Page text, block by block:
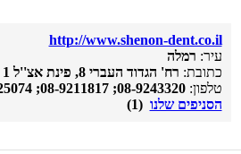
http://www.shenon-dent.co.il
עיר: רמלה
כתובת: רח' הגדוד העברי 8, פינת אצ''ל 1
טלפון:08-9243320; 08-9211817; 08-9225074; 08-9225058
הסניפים שלנו (1)